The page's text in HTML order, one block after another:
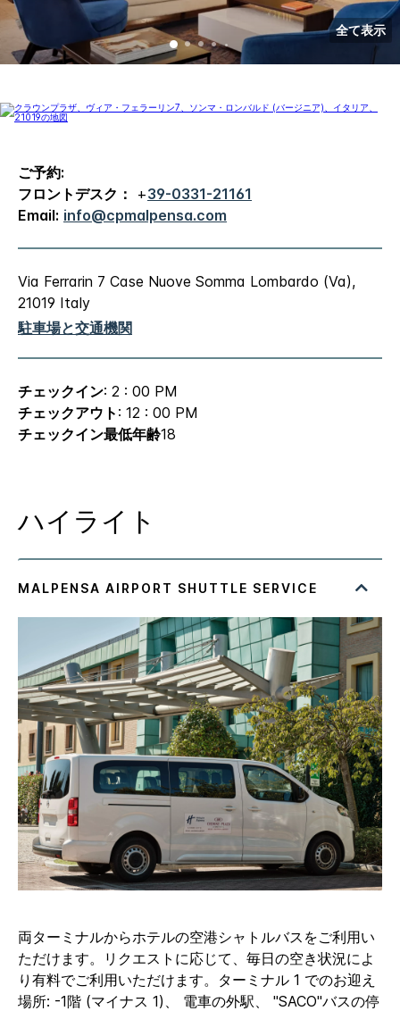
全て表示
ご予約:
フロントデスク：
+39-0331-21161
Email: info@cpmalpensa.com
Via Ferrarin 7 Case Nuove Somma Lombardo (Va),
21019 Italy
駐車場と交通機関
チェックイン: 2 : 00 PM
チェックアウト : 12 : 00 PM
チェックイン最低年齢18
ハイライト
両ターミナルからホテルの空港シャトルバスをご利用い
ただけます。リクエストに応じて、毎日の空き状況によ
り有料でご利用いただけます。ターミナル 1 でのお迎え
場所: -1階 (マイナス 1)、 電車の外駅、 "SACO"バスの停